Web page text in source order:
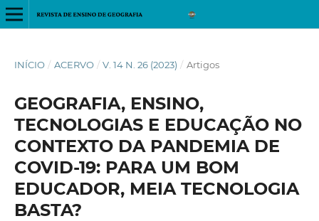
INÍCIO / ACERVO / V. 14 N. 26 (2023) / Artigos
GEOGRAFIA, ENSINO,
TECNOLOGIAS E EDUCAÇÃO NO
CONTEXTO DA PANDEMIA DE
COVID-19: PARA UM BOM
EDUCADOR, MEIA TECNOLOGIA
BASTA?